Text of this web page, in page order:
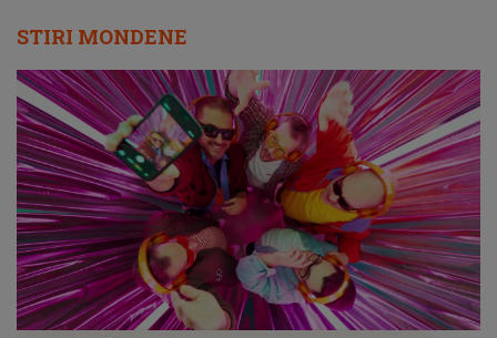
STIRI MONDENE